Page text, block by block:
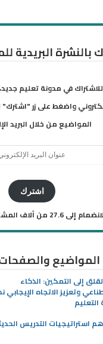
بالنشرة البريدية
للاشتراك في مدونة تعليم
واضغط على زر
المواضيع من خلال البريد
اشترك
إلى 27.6 من آلاف المشتركين الآخرين
المواضيع
إلى التمكين: الذكاء
وتعزيز الاتجاه الإيجابي
استراتيجيات التدريس